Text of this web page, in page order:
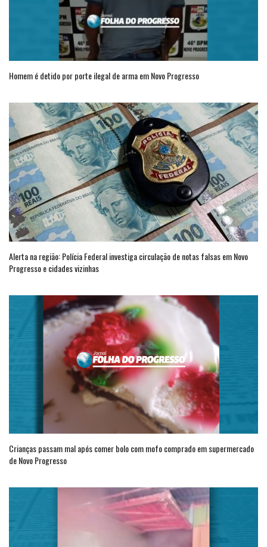
Homem é detido por porte ilegal de arma em Novo Progresso
Alerta na região: Polícia Federal investiga circulação de notas falsas em Novo
Progresso e cidades vizinhas
Crianças passam mal após comer bolo com mofo comprado em supermercado
de Novo Progresso